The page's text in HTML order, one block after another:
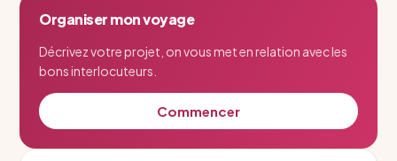
Organiser mon voyage
Décrivez votre projet, on vous met en relation avec les
bons interlocuteurs.
Commencer